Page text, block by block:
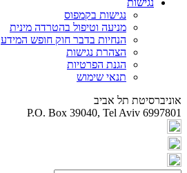
נגישות בקמפוס
מניעה וטיפול בהטרדה מינית
הנחיות בדבר חוק חופש המידע
הצהרת נגישות
הגנת הפרטיות
תנאי שימוש
אוניברסיטת תל אביב
P.O. Box 39040, Tel Aviv 6997801